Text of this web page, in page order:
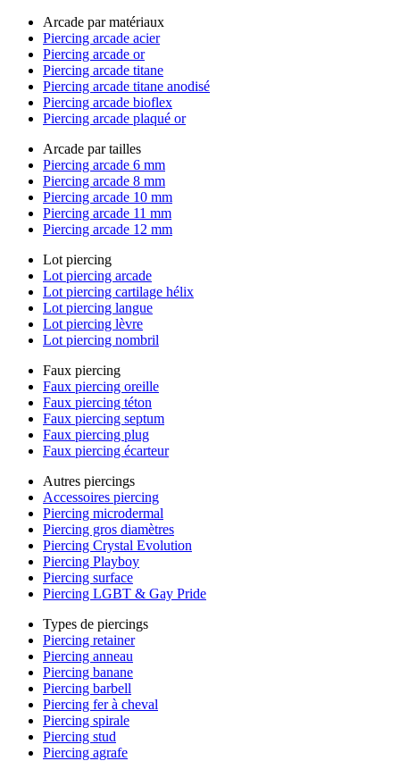
Arcade par matériaux
Piercing arcade acier
Piercing arcade or
Piercing arcade titane
Piercing arcade titane anodisé
Piercing arcade bioflex
Piercing arcade plaqué or
Arcade par tailles
Piercing arcade 6 mm
Piercing arcade 8 mm
Piercing arcade 10 mm
Piercing arcade 11 mm
Piercing arcade 12 mm
Lot piercing
Lot piercing arcade
Lot piercing cartilage hélix
Lot piercing langue
Lot piercing lèvre
Lot piercing nombril
Faux piercing
Faux piercing oreille
Faux piercing téton
Faux piercing septum
Faux piercing plug
Faux piercing écarteur
Autres piercings
Accessoires piercing
Piercing microdermal
Piercing gros diamètres
Piercing Crystal Evolution
Piercing Playboy
Piercing surface
Piercing LGBT & Gay Pride
Types de piercings
Piercing retainer
Piercing anneau
Piercing banane
Piercing barbell
Piercing fer à cheval
Piercing spirale
Piercing stud
Piercing agrafe